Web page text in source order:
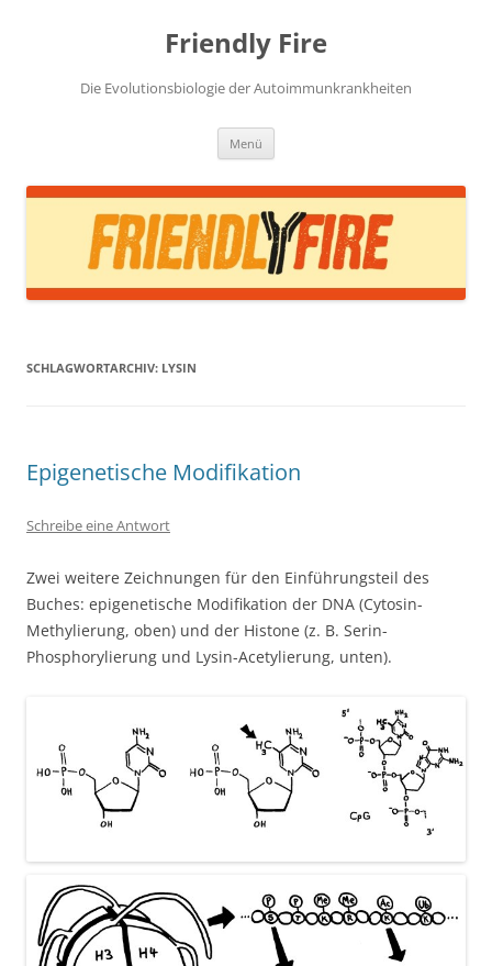
Friendly Fire
Die Evolutionsbiologie der Autoimmunkrankheiten
Menü
SCHLAGWORTARCHIV: LYSIN
Epigenetische Modifikation
Schreibe eine Antwort
Zwei weitere Zeichnungen für den Einführungsteil des
Buches: epigenetische Modifikation der DNA (Cytosin-
Methylierung, oben) und der Histone (z. B. Serin-
Phosphorylierung und Lysin-Acetylierung, unten).